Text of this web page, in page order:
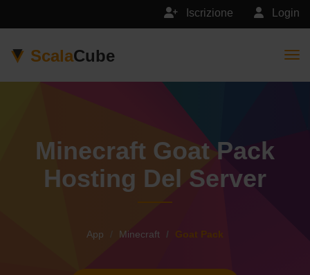
Login
Iscrizione
ScalaCube
Minecraft Goat Pack
Hosting Del Server
App Minecraft Goat Pack